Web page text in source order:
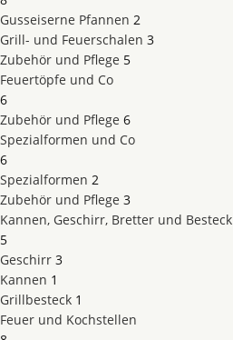
Gusseiserne Pfannen 2
Grill- und Feuerschalen 3
Zubehör und Pflege 5
Feuertöpfe und Co
6
Zubehör und Pflege 6
Spezialformen und Co
6
Spezialformen 2
Zubehör und Pflege 3
Kannen, Geschirr, Bretter und Besteck
5
Geschirr 3
Kannen 1
Grillbesteck 1
Feuer und Kochstellen